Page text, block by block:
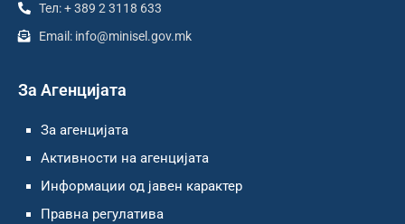
Тел: + 389 2 3118 633
Email: info@minisel.gov.mk
За Агенцијата
За агенцијата
Активности на агенцијата
Информации од јавен карактер
Правна регулатива